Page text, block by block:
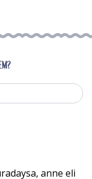
anne eli